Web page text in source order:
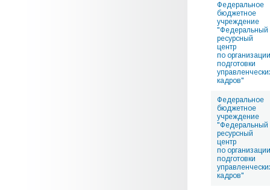
Федеральное
бюджетное
учреждение
"Федеральный
ресурсный
центр
по организации
подготовки
кадров"
Федеральное
бюджетное
учреждение
"Федеральный
ресурсный
центр
по организации
подготовки
кадров"